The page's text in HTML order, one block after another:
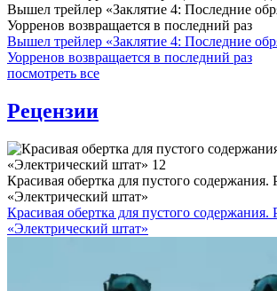
Вышел трейлер «Заклятие 4: Последние
Уорренов возвращается в последний раз
Вышел трейлер «Заклятие 4: Последние
Уорренов возвращается в последний раз
посмотреть все
Рецензии
Красивая обертка для пустого содержания.
«Электрический штат»
Красивая обертка для пустого содержания.
«Электрический штат»